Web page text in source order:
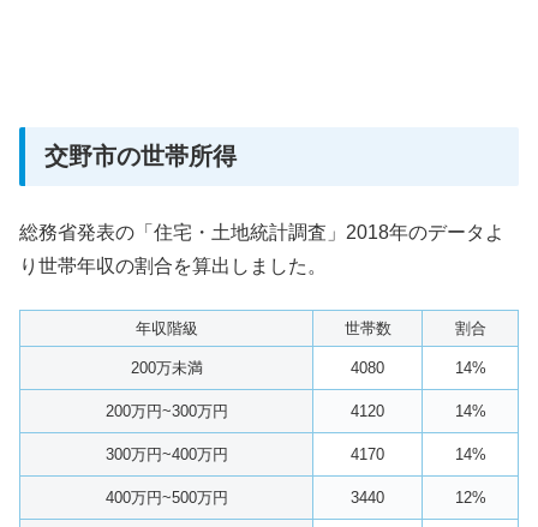
交野市の世帯所得
総務省発表の「住宅・土地統計調査」2018年のデータよ
り世帯年収の割合を算出しました。
年収階級 世帯数 割合
200万未満 4080 14%
200万円~300万円 4120 14%
300万円~400万円 4170 14%
400万円~500万円 3440 12%